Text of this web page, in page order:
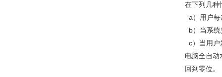
在下列几种
a）用户
b）当系
c）当用户
电脑全自动
回到零位。